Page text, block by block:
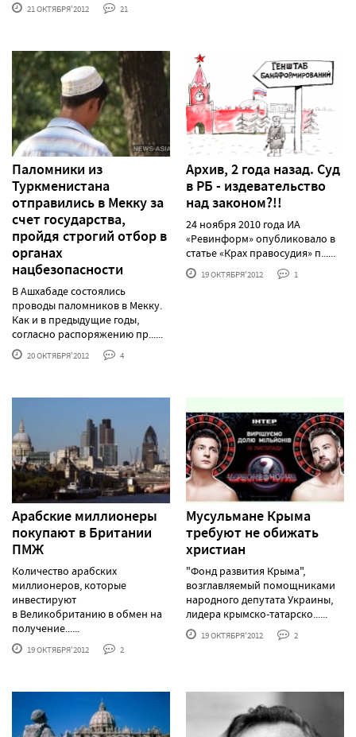
21 ОКТЯБРЯ'2012 21
Паломники из
Туркменистана
отправились в Мекку за
счет государства,
пройдя строгий отбор в
органах
нацбезопасности
В Ашхабаде состоялись
проводы паломников в Мекку.
Как и в предыдущие годы,
согласно распоряжению пр......
20 ОКТЯБРЯ'2012 4
Архив, 2 года назад. Суд
в РБ - издевательство
над законом?!!
24 ноября 2010 года ИА
«Ревинформ» опубликовало в
статье «Крах правосудия» п......
19 ОКТЯБРЯ'2012 1
Арабские миллионеры
покупают в Британии
ПМЖ
Количество арабских
миллионеров, которые
инвестируют
в Великобританию в обмен на
получение......
19 ОКТЯБРЯ'2012 2
Мусульмане Крыма
требуют не обижать
христиан
"Фонд развития Крыма",
возглавляемый помощниками
народного депутата Украины,
лидера крымско-татарско......
19 ОКТЯБРЯ'2012 2